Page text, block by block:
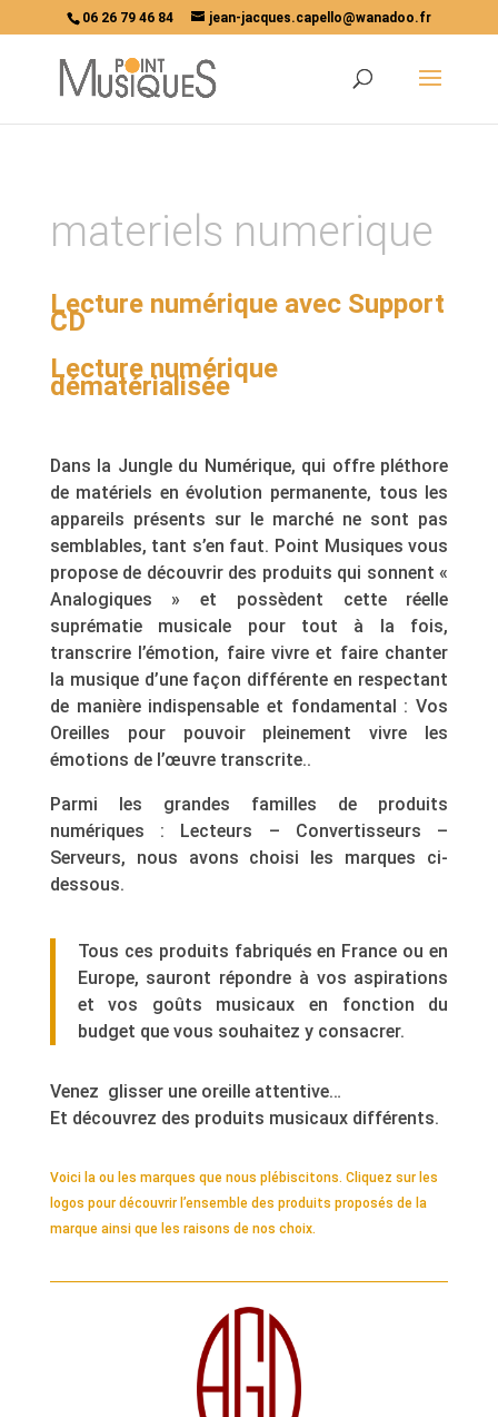
06 26 79 46 84 jean-jacques.capello@wanadoo.fr
materiels numerique
Lecture numérique avec Support
CD
Lecture numérique
dématérialisée
Dans la Jungle du Numérique, qui offre pléthore
de matériels en évolution permanente, tous les
appareils présents sur le marché ne sont pas
semblables, tant s’en faut. Point Musiques vous
propose de découvrir des produits qui sonnent «
Analogiques » et possèdent cette réelle
suprématie musicale pour tout à la fois,
transcrire l’émotion, faire vivre et faire chanter
la musique d’une façon différente en respectant
de manière indispensable et fondamental : Vos
Oreilles pour pouvoir pleinement vivre les
émotions de l’œuvre transcrite..
Parmi les grandes familles de produits
numériques : Lecteurs – Convertisseurs –
Serveurs, nous avons choisi les marques ci-
dessous.
Tous ces produits fabriqués en France ou en
Europe, sauront répondre à vos aspirations
et vos goûts musicaux en fonction du
budget que vous souhaitez y consacrer.
Venez glisser une oreille attentive…
Et découvrez des produits musicaux différents.
Voici la ou les marques que nous plébiscitons. Cliquez sur les
logos pour découvrir l’ensemble des produits proposés de la
marque ainsi que les raisons de nos choix.